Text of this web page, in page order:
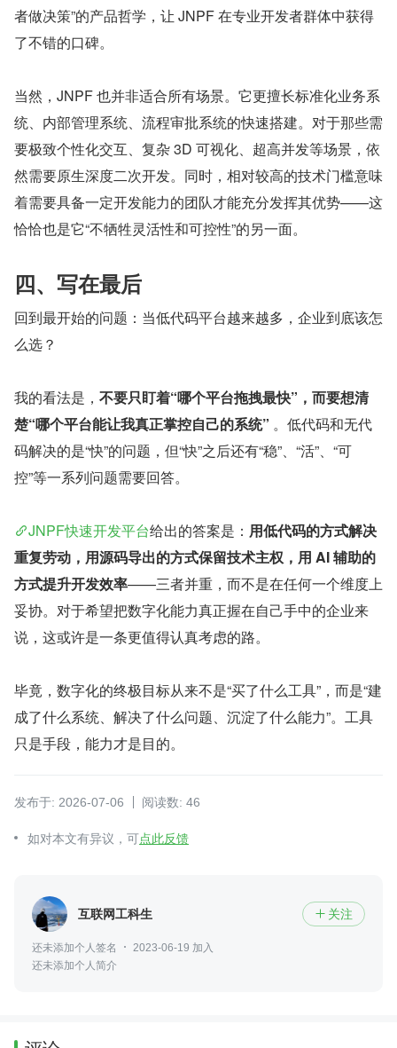
者做决策”的产品哲学，让 JNPF 在专业开发者群体中获得
了不错的口碑。
当然，JNPF 也并非适合所有场景。它更擅长标准化业务系
统、内部管理系统、流程审批系统的快速搭建。对于那些需
要极致个性化交互、复杂 3D 可视化、超高并发等场景，依
然需要原生深度二次开发。同时，相对较高的技术门槛意味
着需要具备一定开发能力的团队才能充分发挥其优势——这
恰恰也是它“不牺牲灵活性和可控性”的另一面。
四、写在最后
回到最开始的问题：当低代码平台越来越多，企业到底该怎
么选？
我的看法是， 不要只盯着“哪个平台拖拽最快”，而要想清
楚“哪个平台能让我真正掌控自己的系统” 。低代码和无代
码解决的是“快”的问题，但“快”之后还有“稳”、“活”、“可
控”等一系列问题需要回答。
JNPF快速开发平台给出的答案是： 用低代码的方式解决
重复劳动，用源码导出的方式保留技术主权，用 AI 辅助的
方式提升开发效率——三者并重，而不是在任何一个维度上
妥协。对于希望把数字化能力真正握在自己手中的企业来
说，这或许是一条更值得认真考虑的路。
毕竟，数字化的终极目标从来不是“买了什么工具”，而是“建
成了什么系统、解决了什么问题、沉淀了什么能力”。工具
只是手段，能力才是目的。
发布于: 2026-07-06 阅读数: 46
如对本文有异议，可点此反馈
互联网工科生  关注
还未添加个人签名
2023-06-19 加入
还未添加个人简介